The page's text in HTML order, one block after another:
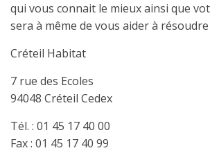
qui vous connait le mieux ainsi que
sera à même de vous aider à
Créteil Habitat
7 rue des Ecoles
94048 Créteil Cedex
Tél. : 01 45 17 40 00
Fax : 01 45 17 40 99